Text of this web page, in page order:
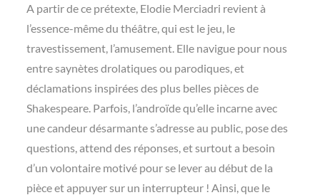
A partir de ce prétexte, Elodie Merciadri revient à
l’essence-même du théâtre, qui est le jeu, le
travestissement, l’amusement. Elle navigue pour nous
entre saynètes drolatiques ou parodiques, et
déclamations inspirées des plus belles pièces de
Shakespeare. Parfois, l’androïde qu’elle incarne avec
une candeur désarmante s’adresse au public, pose des
questions, attend des réponses, et surtout a besoin
d’un volontaire motivé pour se lever au début de la
pièce et appuyer sur un interrupteur ! Ainsi, que le